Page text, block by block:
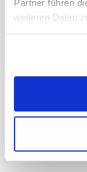
Partner führen
weiteren Daten
Cookies, wenn